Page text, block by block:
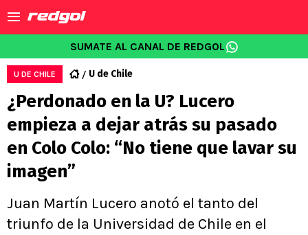
SUMATE AL CANAL DE REDGOL
U DE CHILE U de Chile
¿Perdonado en la U? Lucero
empieza a dejar atrás su pasado
en Colo Colo: “No tiene que lavar su
imagen”
Juan Martín Lucero anotó el tanto del
triunfo de la Universidad de Chile en el